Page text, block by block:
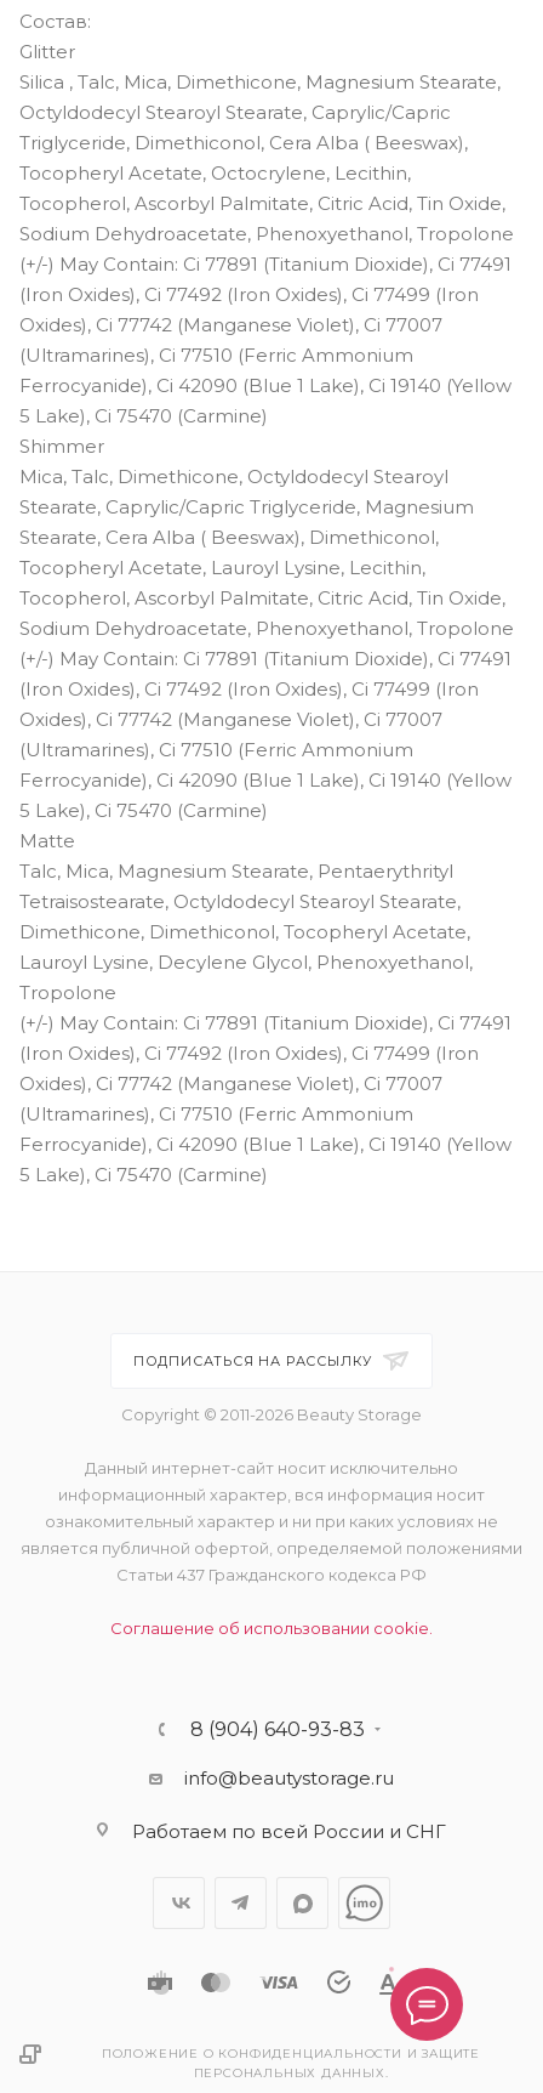
Состав:
Glitter
Silica , Talc, Mica, Dimethicone, Magnesium Stearate,
Octyldodecyl Stearoyl Stearate, Caprylic/Capric
Triglyceride, Dimethiconol, Cera Alba ( Beeswax),
Tocopheryl Acetate, Octocrylene, Lecithin,
Tocopherol, Ascorbyl Palmitate, Citric Acid, Tin Oxide,
Sodium Dehydroacetate, Phenoxyethanol, Tropolone
(+/-) May Contain: Ci 77891 (Titanium Dioxide), Ci 77491
(Iron Oxides), Ci 77492 (Iron Oxides), Ci 77499 (Iron
Oxides), Ci 77742 (Manganese Violet), Ci 77007
(Ultramarines), Ci 77510 (Ferric Ammonium
Ferrocyanide), Ci 42090 (Blue 1 Lake), Ci 19140 (Yellow
5 Lake), Ci 75470 (Carmine)
Shimmer
Mica, Talc, Dimethicone, Octyldodecyl Stearoyl
Stearate, Caprylic/Capric Triglyceride, Magnesium
Stearate, Cera Alba ( Beeswax), Dimethiconol,
Tocopheryl Acetate, Lauroyl Lysine, Lecithin,
Tocopherol, Ascorbyl Palmitate, Citric Acid, Tin Oxide,
Sodium Dehydroacetate, Phenoxyethanol, Tropolone
(+/-) May Contain: Ci 77891 (Titanium Dioxide), Ci 77491
(Iron Oxides), Ci 77492 (Iron Oxides), Ci 77499 (Iron
Oxides), Ci 77742 (Manganese Violet), Ci 77007
(Ultramarines), Ci 77510 (Ferric Ammonium
Ferrocyanide), Ci 42090 (Blue 1 Lake), Ci 19140 (Yellow
5 Lake), Ci 75470 (Carmine)
Matte
Talc, Mica, Magnesium Stearate, Pentaerythrityl
Tetraisostearate, Octyldodecyl Stearoyl Stearate,
Dimethicone, Dimethiconol, Tocopheryl Acetate,
Lauroyl Lysine, Decylene Glycol, Phenoxyethanol,
Tropolone
(+/-) May Contain: Ci 77891 (Titanium Dioxide), Ci 77491
(Iron Oxides), Ci 77492 (Iron Oxides), Ci 77499 (Iron
Oxides), Ci 77742 (Manganese Violet), Ci 77007
(Ultramarines), Ci 77510 (Ferric Ammonium
Ferrocyanide), Ci 42090 (Blue 1 Lake), Ci 19140 (Yellow
5 Lake), Ci 75470 (Carmine)
ПОДПИСАТЬСЯ НА РАССЫЛКУ
Copyright © 2011-2026 Beauty Storage
Данный интернет-сайт носит исключительно
информационный характер, вся информация носит
ознакомительный характер и ни при каких условиях не
является публичной офертой, определяемой положениями
Статьи 437 Гражданского кодекса РФ
Соглашение об использовании cookie.
8 (904) 640-93-83
info@beautystorage.ru
Работаем по всей России и СНГ
ПОЛОЖЕНИЕ О КОНФИДЕНЦИАЛЬНОСТИ И ЗАЩИТЕ
ПЕРСОНАЛЬНЫХ ДАННЫХ.